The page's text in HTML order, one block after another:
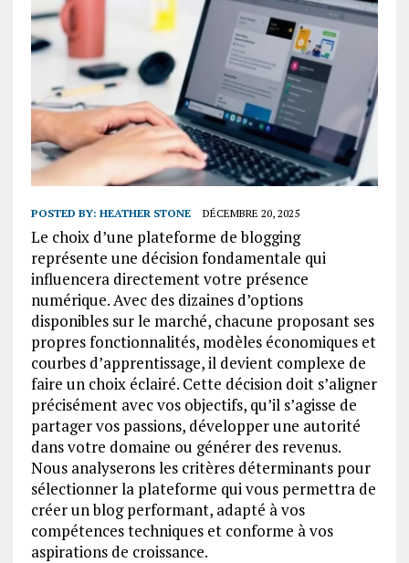
POSTED BY: HEATHER STONE DÉCEMBRE 20, 2025
Le choix d’une plateforme de blogging
représente une décision fondamentale qui
influencera directement votre présence
numérique. Avec des dizaines d’options
disponibles sur le marché, chacune proposant ses
propres fonctionnalités, modèles économiques et
courbes d’apprentissage, il devient complexe de
faire un choix éclairé. Cette décision doit s’aligner
précisément avec vos objectifs, qu’il s’agisse de
partager vos passions, développer une autorité
dans votre domaine ou générer des revenus.
Nous analyserons les critères déterminants pour
sélectionner la plateforme qui vous permettra de
créer un blog performant, adapté à vos
compétences techniques et conforme à vos
aspirations de croissance.